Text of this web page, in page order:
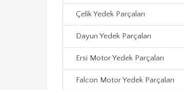
Çelik Yedek Parçaları
Dayun Yedek Parçaları
Ersi Motor Yedek Parçaları
Falcon Motor Yedek Parçaları